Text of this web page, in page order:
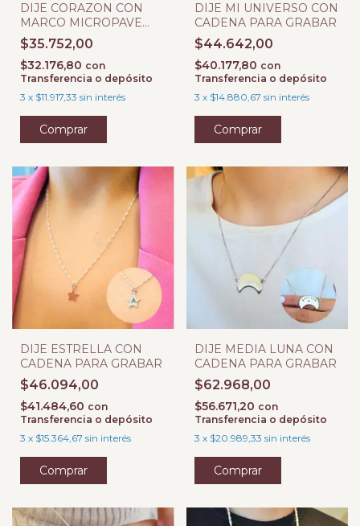
DIJE CORAZON CON
MARCO MICROPAVE
PARA GRABAR
$35.752,00
$32.176,80 con
Transferencia o depósito
3 x $11.917,33 sin interés
DIJE MI UNIVERSO CON
CADENA PARA GRABAR
$44.642,00
$40.177,80 con
Transferencia o depósito
3 x $14.880,67 sin interés
DIJE ESTRELLA CON
CADENA PARA GRABAR
$46.094,00
$41.484,60 con
Transferencia o depósito
3 x $15.364,67 sin interés
DIJE MEDIA LUNA CON
CADENA PARA GRABAR
$62.968,00
$56.671,20 con
Transferencia o depósito
3 x $20.989,33 sin interés